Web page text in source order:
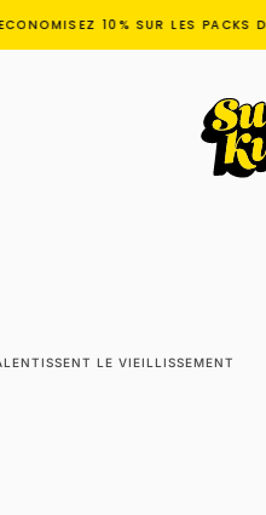
10% SUR LES PACKS DE
LE VIEILLISSEMENT